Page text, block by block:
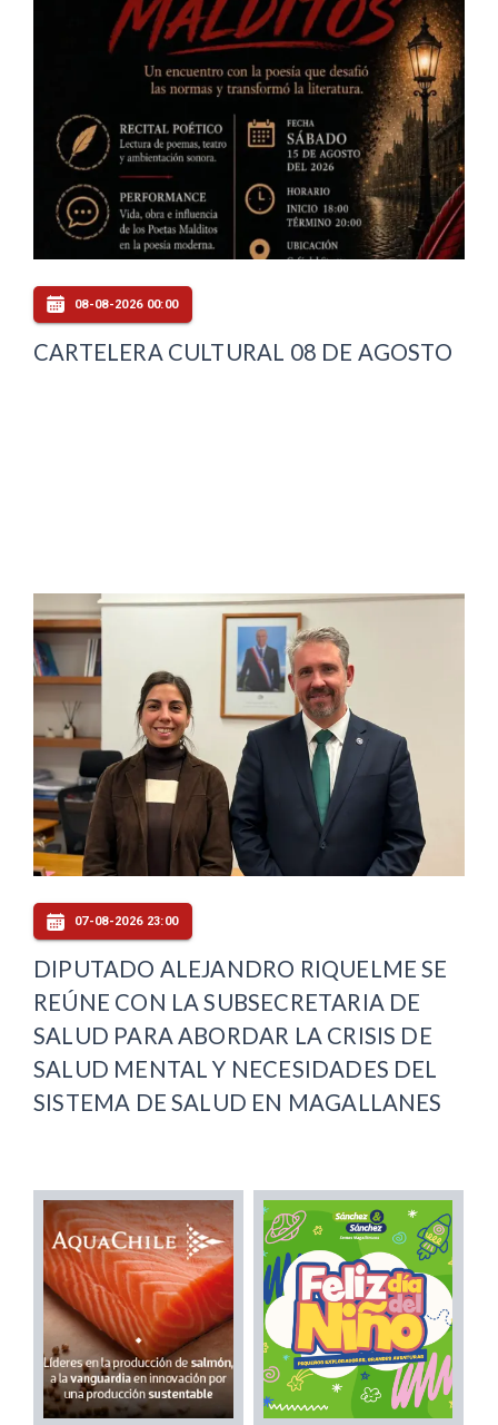
08-08-2026 00:00
CARTELERA CULTURAL 08 DE AGOSTO
07-08-2026 23:00
DIPUTADO ALEJANDRO RIQUELME SE
REÚNE CON LA SUBSECRETARIA DE
SALUD PARA ABORDAR LA CRISIS DE
SALUD MENTAL Y NECESIDADES DEL
SISTEMA DE SALUD EN MAGALLANES